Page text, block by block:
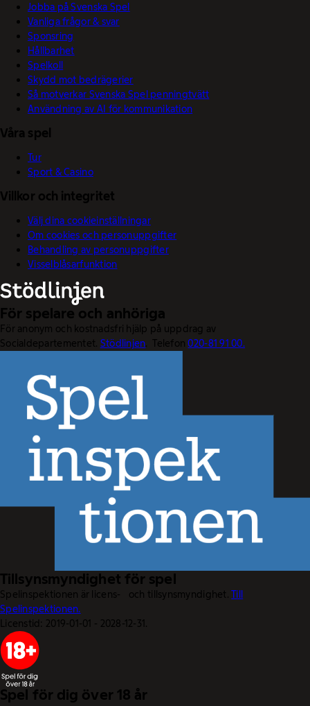
Jobba på Svenska Spel
Vanliga frågor & svar
Sponsring
Hållbarhet
Spelkoll
Skydd mot bedrägerier
Så motverkar Svenska Spel penningtvätt
Användning av AI för kommunikation
Våra spel
Tur
Sport & Casino
Villkor och integritet
Välj dina cookieinställningar
Om cookies och personuppgifter
Behandling av personuppgifter
Visselblåsarfunktion
För spelare och anhöriga
För anonym och kostnadsfri hjälp på uppdrag av
Socialdepartementet. Stödlinjen. Telefon020-81 91 00.
Tillsynsmyndighet för spel
Spelinspektionen är licens- och tillsynsmyndighet.Till
Spelinspektionen.
Licenstid: 2019-01-01 - 2028-12-31.
Spel för dig över 18 år